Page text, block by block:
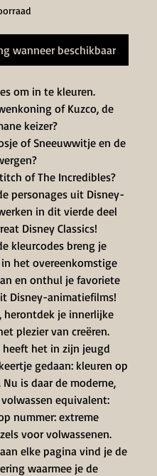
wanneer beschikbaar
om in te kleuren.
of Kuzco, de
keizer?
of Sneeuwwitje en de
of The Incredibles?
personages uit Disney-
in dit vierde deel
Disney Classics!
kleurcodes breng je
het overeenkomstige
en onthul je favoriete
Disney-animatiefilms!
herontdek je innerlijke
plezier van creëren.
heeft het in zijn jeugd
gedaan: kleuren op
Nu is daar de moderne,
equivalent:
nummer: extreme
voor volwassenen.
elke pagina vind je de
waarmee je de